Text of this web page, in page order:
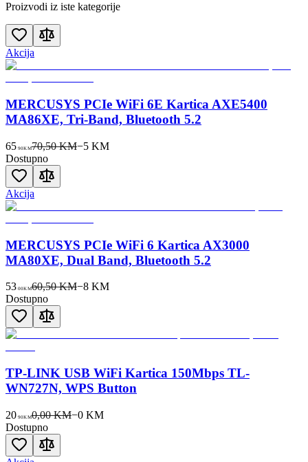
Proizvodi iz iste kategorije
Akcija
MERCUSYS PCIe WiFi 6E Kartica AXE5400
MA86XE, Tri-Band, Bluetooth 5.2
65 90KM70,50 KM−5KM
Dostupno
Akcija
MERCUSYS PCIe WiFi 6 Kartica AX3000
MA80XE, Dual Band, Bluetooth 5.2
53 00KM60,50 KM−8KM
Dostupno
TP-LINK USB WiFi Kartica 150Mbps TL-
WN727N, WPS Button
20 90KM0,00 KM−0KM
Dostupno